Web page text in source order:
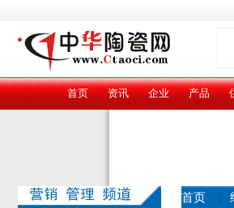
首页 资讯 企业 产品
首页